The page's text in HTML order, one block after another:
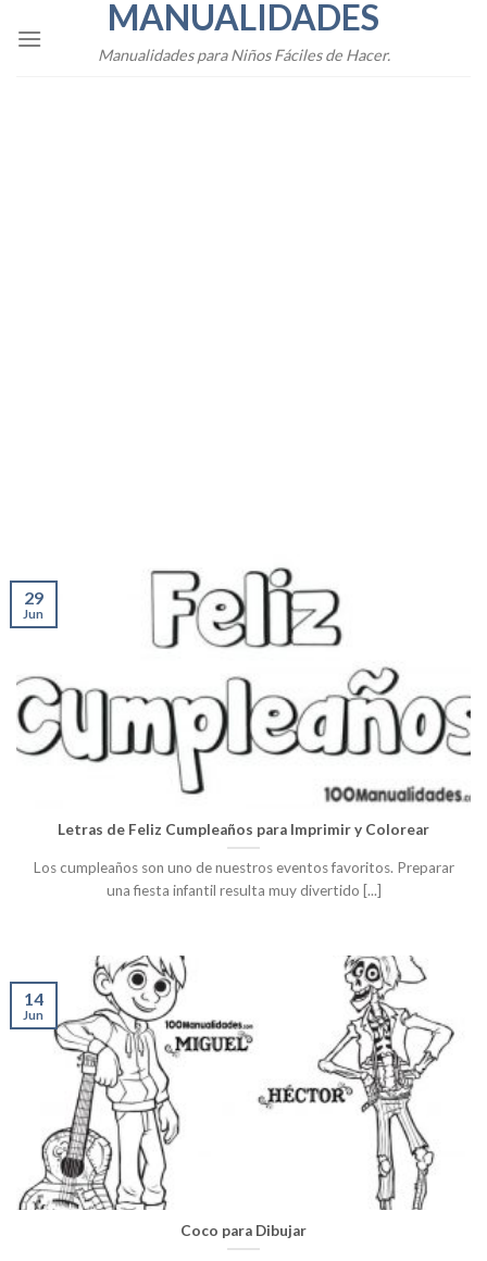
MANUALIDADES
Manualidades para Niños Fáciles de Hacer.
Letras de Feliz Cumpleaños para Imprimir y Colorear
Los cumpleaños son uno de nuestros eventos favoritos. Preparar
una fiesta infantil resulta muy divertido [...]
29
Jun
Coco para Dibujar
14
Jun